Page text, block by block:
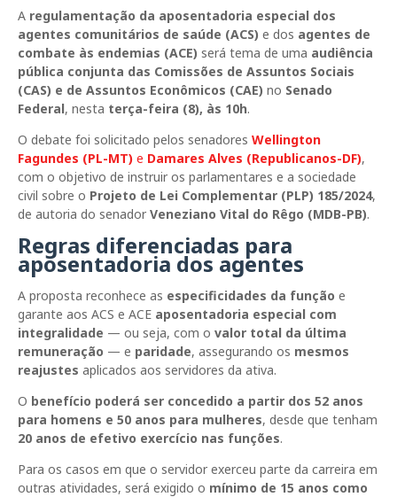
A regulamentação da aposentadoria especial dos
agentes comunitários de saúde (ACS) e dos agentes de
combate às endemias (ACE) será tema de uma audiência
pública conjunta das Comissões de Assuntos Sociais
(CAS) e de Assuntos Econômicos (CAE) no Senado
Federal, nesta terça-feira (8), às 10h.
O debate foi solicitado pelos senadores Wellington
Fagundes (PL-MT) e Damares Alves (Republicanos-DF),
com o objetivo de instruir os parlamentares e a sociedade
civil sobre o Projeto de Lei Complementar (PLP) 185/2024,
de autoria do senador Veneziano Vital do Rêgo (MDB-PB).
Regras diferenciadas para
aposentadoria dos agentes
A proposta reconhece as especificidades da função e
garante aos ACS e ACE aposentadoria especial com
integralidade — ou seja, com o valor total da última
remuneração — e paridade, assegurando os mesmos
reajustes aplicados aos servidores da ativa.
O benefício poderá ser concedido a partir dos 52 anos
para homens e 50 anos para mulheres, desde que tenham
20 anos de efetivo exercício nas funções.
Para os casos em que o servidor exerceu parte da carreira em
outras atividades, será exigido o mínimo de 15 anos como